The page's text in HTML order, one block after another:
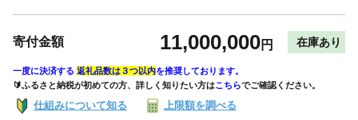
寄付金額 11,000,000円 在庫あり
一度に決済する 返礼品数は３つ以内を推奨しております。
🔰ふるさと納税が初めての方、詳しく知りたい方はこちらでご確認ください。
仕組みについて知る 上限額を調べる